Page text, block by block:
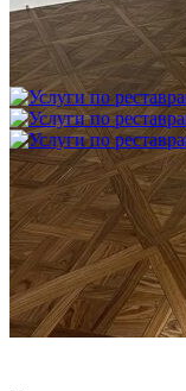
Укладка
фанеру
3 600 ₽